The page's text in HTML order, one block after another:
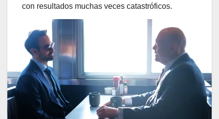
con resultados muchas veces catastróficos.